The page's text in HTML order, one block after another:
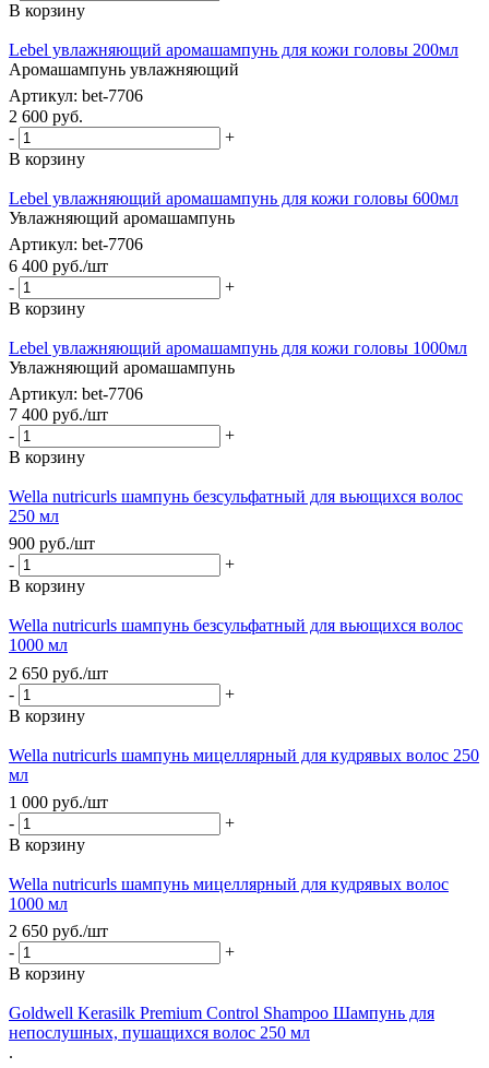
В корзину
Lebel увлажняющий аромашампунь для кожи головы 200мл
Аромашампунь увлажняющий
Артикул: bet-7706
2 600 руб.
-
+
В корзину
Lebel увлажняющий аромашампунь для кожи головы 600мл
Увлажняющий аромашампунь
Артикул: bet-7706
6 400 руб./шт
-
+
В корзину
Lebel увлажняющий аромашампунь для кожи головы 1000мл
Увлажняющий аромашампунь
Артикул: bet-7706
7 400 руб./шт
-
+
В корзину
Wella nutricurls шампунь безсульфатный для вьющихся волос
250 мл
900 руб./шт
-
+
В корзину
Wella nutricurls шампунь безсульфатный для вьющихся волос
1000 мл
2 650 руб./шт
-
+
В корзину
Wella nutricurls шампунь мицеллярный для кудрявых волос 250
мл
1 000 руб./шт
-
+
В корзину
Wella nutricurls шампунь мицеллярный для кудрявых волос
1000 мл
2 650 руб./шт
-
+
В корзину
Goldwell Kerasilk Premium Control Shampoo Шампунь для
непослушных, пушащихся волос 250 мл
.